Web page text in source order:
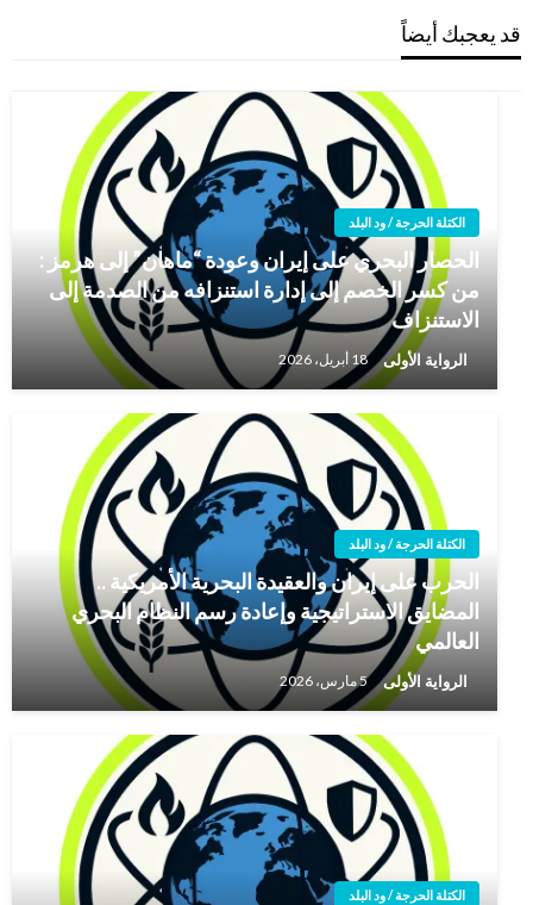
قد يعجبك أيضاً
الكتلة الحرجة / ود البلد
الحصار البحري على إيران وعودة “ماهان” إلى هرمز :
من كسر الخصم إلى إدارة استنزافه من الصدمة إلى
الاستنزاف
الرواية الأولى 18 أبريل، 2026
الكتلة الحرجة / ود البلد
الحرب على إيران والعقيدة البحرية الأمريكية ..
المضايق الاستراتيجية وإعادة رسم النظام البحري
العالمي
الرواية الأولى 5 مارس، 2026
الكتلة الحرجة / ود البلد